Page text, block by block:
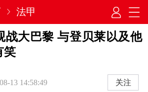
法甲
战大巴黎 与登贝莱以及他
笑
13 14:58:49 关注